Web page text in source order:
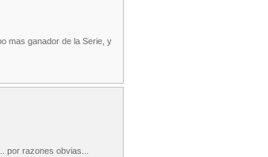
mas ganador de la Serie, y
por razones obvias...